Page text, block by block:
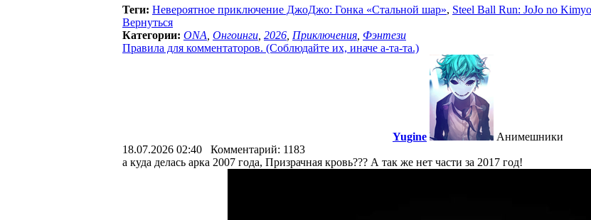
Теги: Невероятное приключение ДжоДжо: Гонка «Стальной шар», Steel Ball Run: JoJo no
Вернуться
Категории: ONA Онгоинги 2026 Приключения Фэнтези
Правила для комментаторов. (Соблюдайте их, иначе а-та-та.)
Yugine
Анимешники
18.07.2026 02:40 Комментарий: 1183
а куда делась арка 2007 года, Призрачная кровь??? А так же нет части за 2017 год!